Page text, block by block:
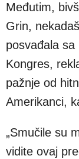
Međutim,
Grin,
posvađala
Kongres,
pažnje od
Amerikanci,
„Smučile su
vidite ovaj